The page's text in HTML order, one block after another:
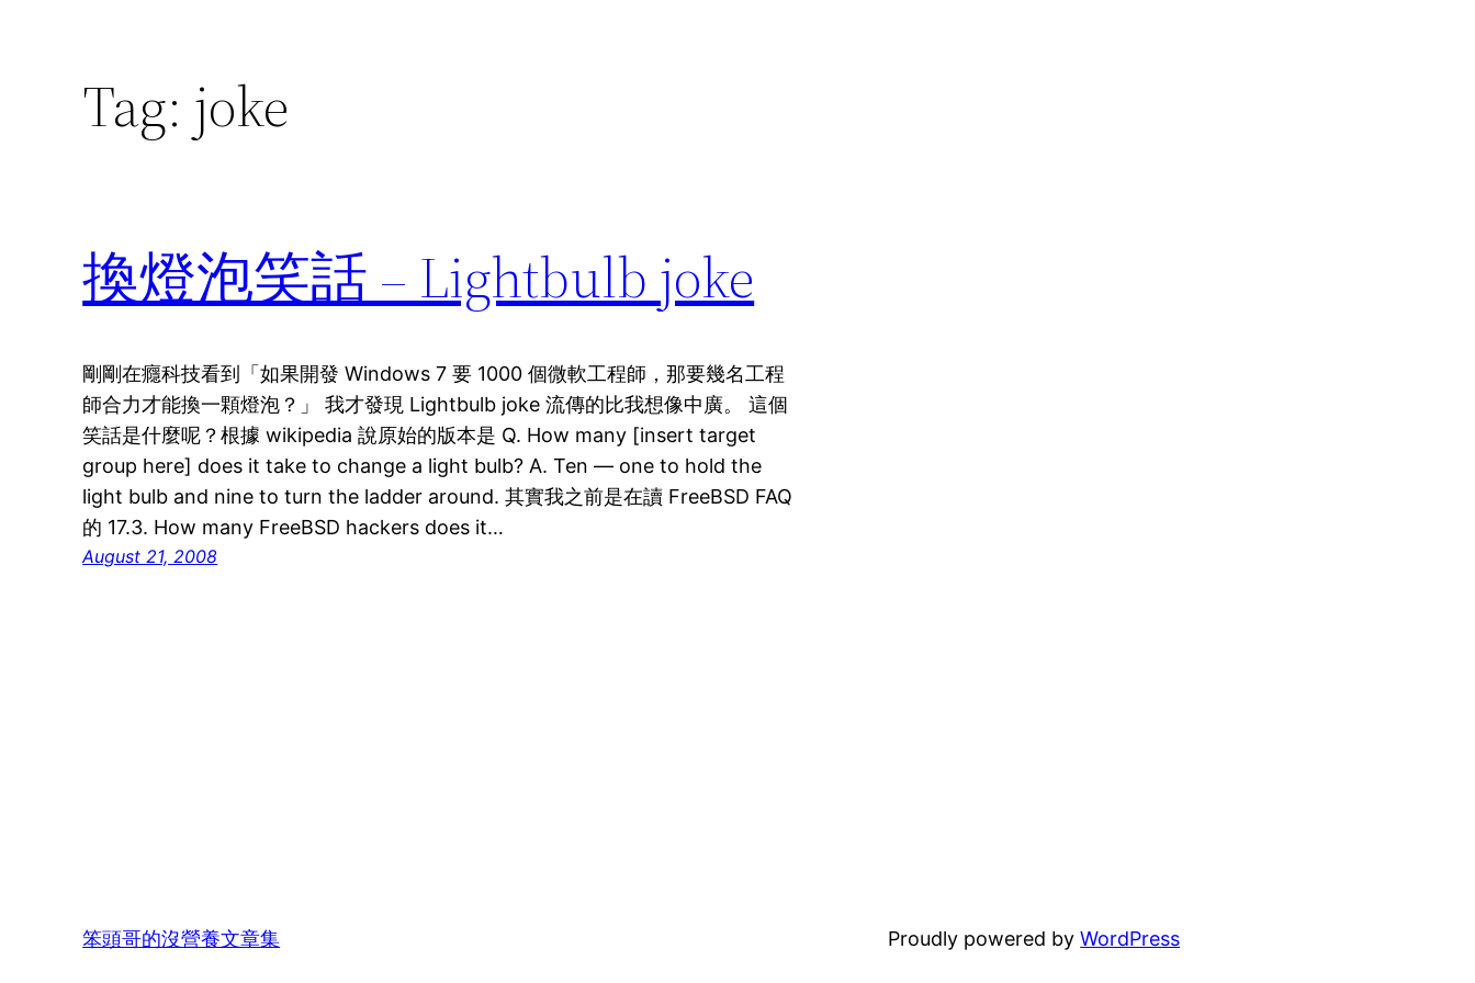
Tag: joke
換燈泡笑話 – Lightbulb joke
剛剛在癮科技看到「如果開發 Windows 7 要 1000 個微軟工程師，那要幾名工程
師合力才能換一顆燈泡？」 我才發現 Lightbulb joke 流傳的比我想像中廣。 這個
笑話是什麼呢？根據 wikipedia 說原始的版本是 Q. How many [insert target
group here] does it take to change a light bulb? A. Ten — one to hold the
light bulb and nine to turn the ladder around. 其實我之前是在讀 FreeBSD FAQ
的 17.3. How many FreeBSD hackers does it…
August 21, 2008
笨頭哥的沒營養文章集 Proudly powered byWordPress